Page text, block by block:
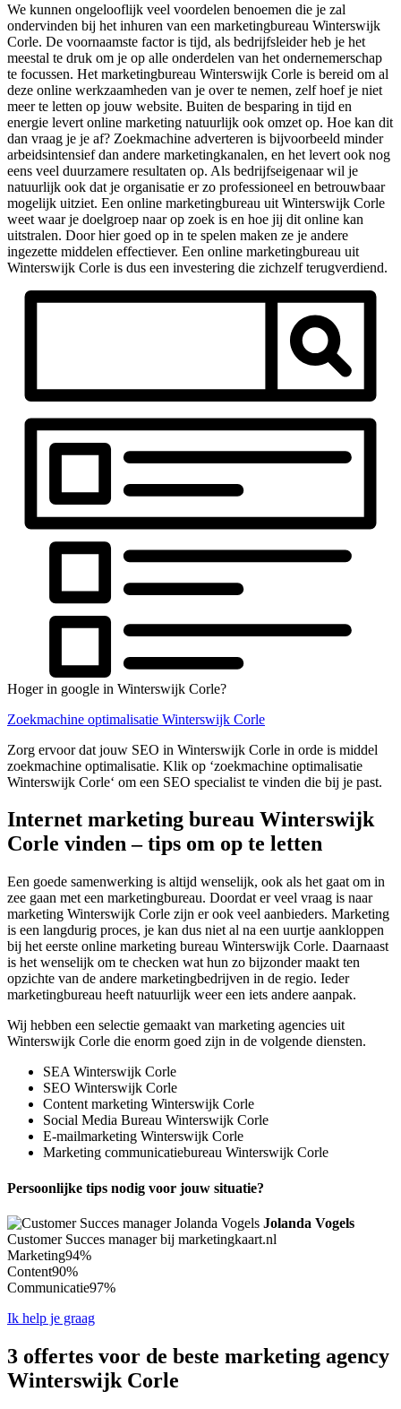
We kunnen ongelooflijk veel voordelen benoemen die je zal
ondervinden bij het inhuren van een marketingbureau Winterswijk
Corle. De voornaamste factor is tijd, als bedrijfsleider heb je het
meestal te druk om je op alle onderdelen van het ondernemerschap
te focussen. Het marketingbureau Winterswijk Corle is bereid om al
deze online werkzaamheden van je over te nemen, zelf hoef je niet
meer te letten op jouw website. Buiten de besparing in tijd en
energie levert online marketing natuurlijk ook omzet op. Hoe kan dit
dan vraag je je af? Zoekmachine adverteren is bijvoorbeeld minder
arbeidsintensief dan andere marketingkanalen, en het levert ook nog
eens veel duurzamere resultaten op. Als bedrijfseigenaar wil je
natuurlijk ook dat je organisatie er zo professioneel en betrouwbaar
mogelijk uitziet. Een online marketingbureau uit Winterswijk Corle
weet waar je doelgroep naar op zoek is en hoe jij dit online kan
uitstralen. Door hier goed op in te spelen maken ze je andere
ingezette middelen effectiever. Een online marketingbureau uit
Winterswijk Corle is dus een investering die zichzelf terugverdiend.
Hoger in google in Winterswijk Corle?
Zoekmachine optimalisatie Winterswijk Corle
Zorg ervoor dat jouw SEO in Winterswijk Corle in orde is middel
zoekmachine optimalisatie. Klik op ‘zoekmachine optimalisatie
Winterswijk Corle‘ om een SEO specialist te vinden die bij je past.
Internet marketing bureau Winterswijk
Corle vinden – tips om op te letten
Een goede samenwerking is altijd wenselijk, ook als het gaat om in
zee gaan met een marketingbureau. Doordat er veel vraag is naar
marketing Winterswijk Corle zijn er ook veel aanbieders. Marketing
is een langdurig proces, je kan dus niet al na een uurtje aankloppen
bij het eerste online marketing bureau Winterswijk Corle. Daarnaast
is het wenselijk om te checken wat hun zo bijzonder maakt ten
opzichte van de andere marketingbedrijven in de regio. Ieder
marketingbureau heeft natuurlijk weer een iets andere aanpak.
Wij hebben een selectie gemaakt van marketing agencies uit
Winterswijk Corle die enorm goed zijn in de volgende diensten.
SEA Winterswijk Corle
SEO Winterswijk Corle
Content marketing Winterswijk Corle
Social Media Bureau Winterswijk Corle
E-mailmarketing Winterswijk Corle
Marketing communicatiebureau Winterswijk Corle
Persoonlijke tips nodig voor jouw situatie?
Jolanda Vogels
Customer Succes manager bij marketingkaart.nl
Marketing94%
Content90%
Communicatie97%
Ik help je graag
3 offertes voor de beste marketing agency
Winterswijk Corle